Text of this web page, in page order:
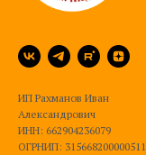
ИП Рахманов Иван
Александрович
ИНН: 662904236079
ОГРНИП: 315668200000511